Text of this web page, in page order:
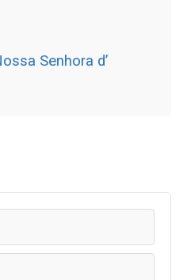
Senhora d’